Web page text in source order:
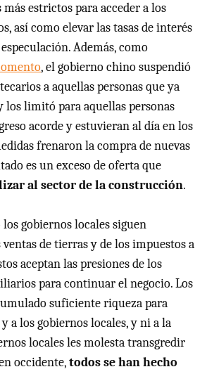
estrictos para acceder a los
así como elevar las tasas de interés
Además, como
, el gobierno chino suspendió
a aquellas personas que ya
los limitó para aquellas personas
acorde y estuvieran al día en los
frenaron la compra de nuevas
es un exceso de oferta que
al sector de la construcción.
gobiernos locales siguen
de tierras y de los impuestos a
aceptan las presiones de los
para continuar el negocio. Los
suficiente riqueza para
a los gobiernos locales, y ni a la
locales les molesta transgredir
occidente,todos se han hecho